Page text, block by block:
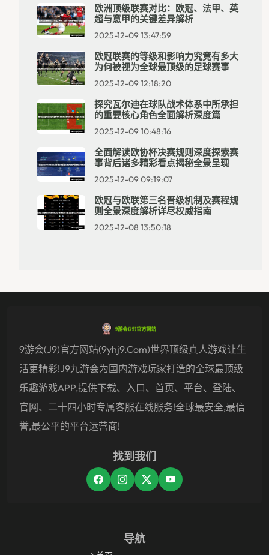
欧洲顶级联赛对比：欧冠、法甲、英
超与意甲的关键差异解析
2025-12-09 13:47:59
欧冠联赛的等级和影响力究竟有多大
为何被视为全球最顶级的足球赛事
2025-12-09 12:18:20
探究瓦尔迪在球队战术体系中所承担
的重要核心角色全面解析深度篇
2025-12-09 10:48:16
全面解读欧协杯决赛规则深度探索赛
事背后诸多精彩看点揭秘全景呈现
2025-12-09 09:19:07
欧冠与欧联第三名晋级机制及赛程规
则全景深度解析详尽权威指南
2025-12-08 13:50:18
9游会(J9)官方网站(9yhj9.com)世界顶级真人游戏让生
活更精彩!j9九游会为国内游戏玩家打造的全球最顶级
乐趣游戏APP,提供下载、入口、首页、平台、登陆、
官网、二十四小时专属客服在线服务!全球最安全,最信
誉,最公平的平台运营商!
找到我们
导航